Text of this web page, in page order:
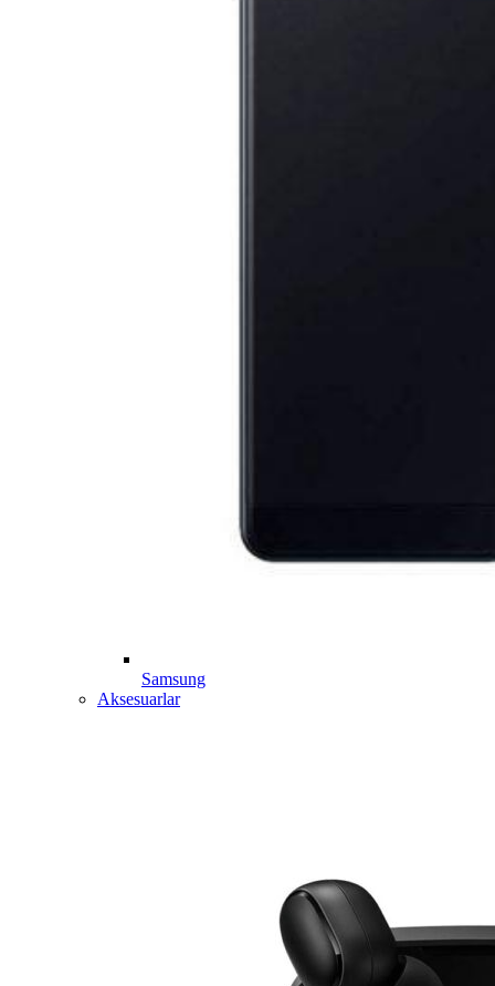
Samsung
Aksesuarlar